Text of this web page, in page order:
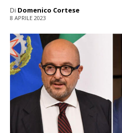
Di Domenico Cortese
8 APRILE 2023